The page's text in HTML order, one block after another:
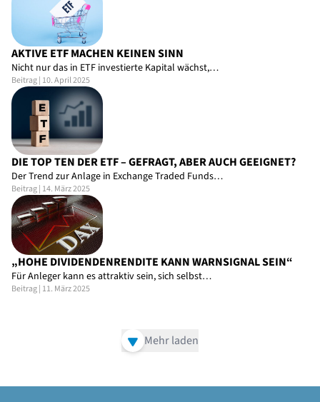
AKTIVE ETF MACHEN KEINEN SINN
Nicht nur das in ETF investierte Kapital wächst,…
Beitrag | 10. April 2025
DIE TOP TEN DER ETF – GEFRAGT, ABER AUCH GEEIGNET?
Der Trend zur Anlage in Exchange Traded Funds…
Beitrag | 14. März 2025
„HOHE DIVIDENDENRENDITE KANN WARNSIGNAL SEIN“
Für Anleger kann es attraktiv sein, sich selbst…
Beitrag | 11. März 2025
Mehr laden